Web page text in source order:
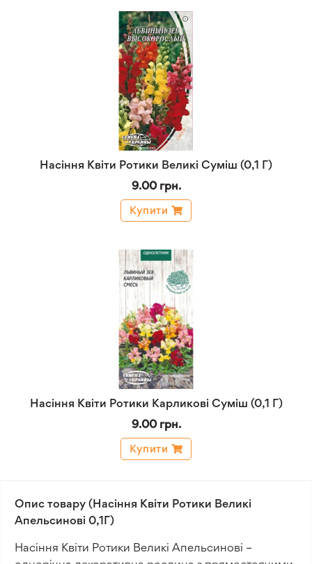
Насіння Квіти Ротики Великі Суміш (0,1 Г)
9.00 грн.
Купити
Насіння Квіти Ротики Карликові Суміш (0,1 Г)
9.00 грн.
Купити
Опис товару (Насіння Квіти Ротики Великі
Апельсинові 0,1Г)
Насіння Квіти Ротики Великі Апельсинові –